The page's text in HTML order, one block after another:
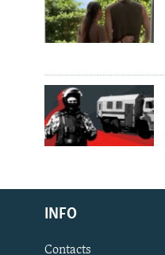
Русский
Українською
INFO
Contacts